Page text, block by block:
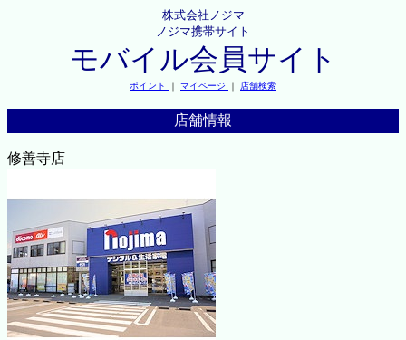
株式会社ノジマ
ノジマ携帯サイト
モバイル会員サイト
ポイント ｜ マイページ ｜ 店舗検索
店舗情報
修善寺店